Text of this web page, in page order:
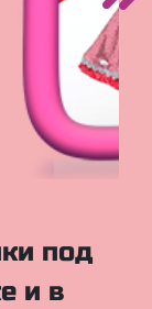
под
и в